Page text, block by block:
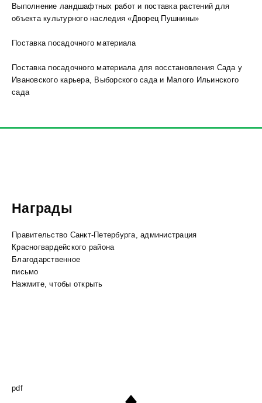
Выполнение ландшафтных работ и поставка растений для
объекта культурного наследия «Дворец Пушнины»
Поставка посадочного материала
Поставка посадочного материала для восстановления Сада у
Ивановского карьера, Выборского сада и Малого Ильинского
сада
Награды
Правительство Санкт-Петербурга, администрация
Красногвардейского района
Благодарственное
письмо
Нажмите, чтобы открыть
pdf